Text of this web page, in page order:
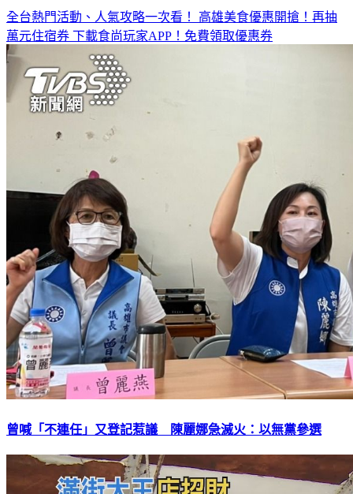
全台熱門活動、人氣攻略一次看！高雄美食優惠開搶！再抽
萬元住宿券
下載食尚玩家APP！免費領取優惠券